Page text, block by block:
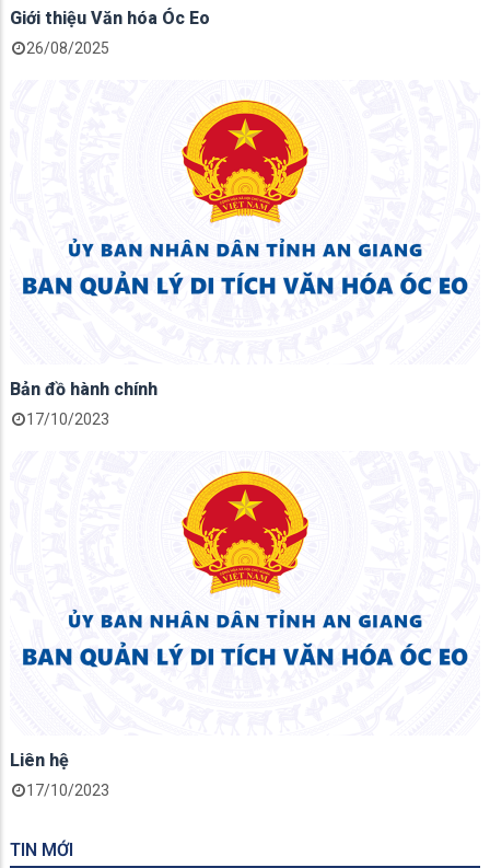
Giới thiệu Văn hóa Óc Eo
26/08/2025
Bản đồ hành chính
17/10/2023
Liên hệ
17/10/2023
TIN MỚI